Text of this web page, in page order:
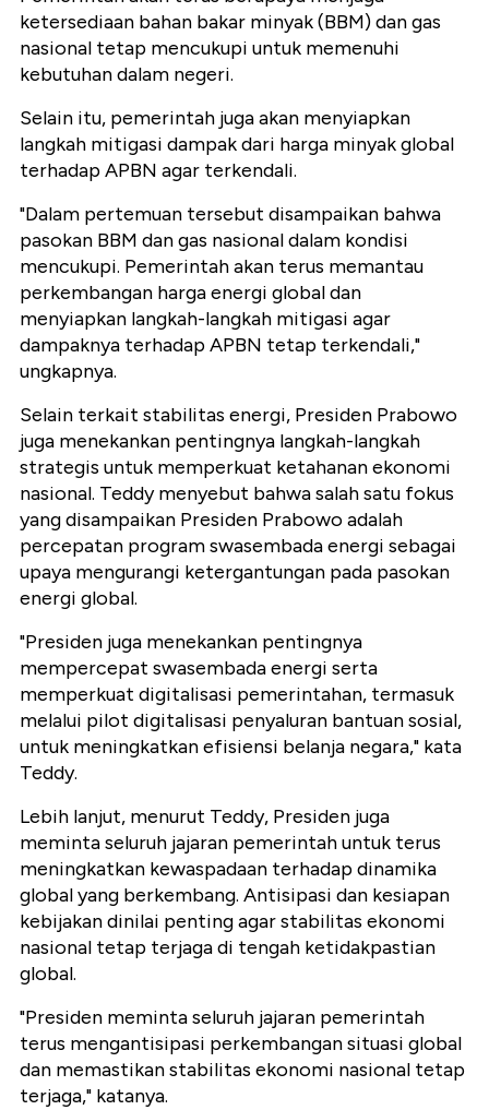
ketersediaan bahan bakar minyak (BBM) dan gas
nasional tetap mencukupi untuk memenuhi
kebutuhan dalam negeri.
Selain itu, pemerintah juga akan menyiapkan
langkah mitigasi dampak dari harga minyak global
terhadap APBN agar terkendali.
"Dalam pertemuan tersebut disampaikan bahwa
pasokan BBM dan gas nasional dalam kondisi
mencukupi. Pemerintah akan terus memantau
perkembangan harga energi global dan
menyiapkan langkah-langkah mitigasi agar
dampaknya terhadap APBN tetap terkendali,"
ungkapnya.
Selain terkait stabilitas energi, Presiden Prabowo
juga menekankan pentingnya langkah-langkah
strategis untuk memperkuat ketahanan ekonomi
nasional. Teddy menyebut bahwa salah satu fokus
yang disampaikan Presiden Prabowo adalah
percepatan program swasembada energi sebagai
upaya mengurangi ketergantungan pada pasokan
energi global.
"Presiden juga menekankan pentingnya
mempercepat swasembada energi serta
memperkuat digitalisasi pemerintahan, termasuk
melalui pilot digitalisasi penyaluran bantuan sosial,
untuk meningkatkan efisiensi belanja negara," kata
Teddy.
Lebih lanjut, menurut Teddy, Presiden juga
meminta seluruh jajaran pemerintah untuk terus
meningkatkan kewaspadaan terhadap dinamika
global yang berkembang. Antisipasi dan kesiapan
kebijakan dinilai penting agar stabilitas ekonomi
nasional tetap terjaga di tengah ketidakpastian
global.
"Presiden meminta seluruh jajaran pemerintah
terus mengantisipasi perkembangan situasi global
dan memastikan stabilitas ekonomi nasional tetap
terjaga," katanya.